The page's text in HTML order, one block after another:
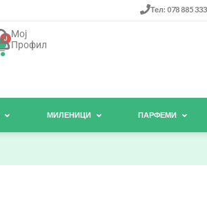
Тел: 078 885 333
0 Мој
Профил
МИЛЕНИЦИ ПАРФЕМИ